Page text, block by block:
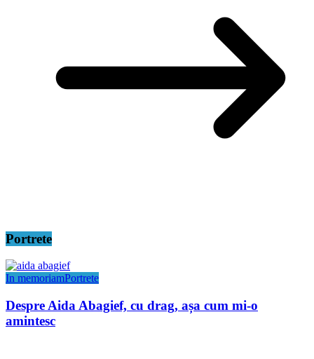
Portrete
In memoriamPortrete
Despre Aida Abagief, cu drag, așa cum mi-o
amintesc